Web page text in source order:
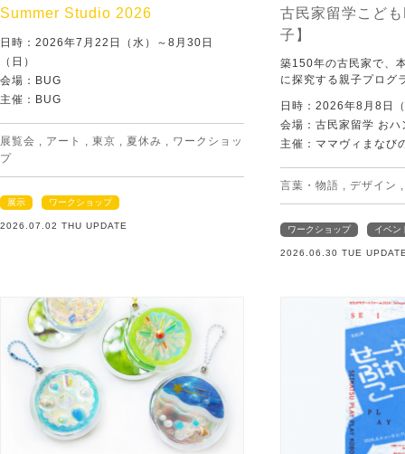
Summer Studio 2026
日時：2026年7月22日（水）～8月30日
（日）
会場：BUG
主催：BUG
展覧会 , アート , 東京 , 夏休み , ワークショッ
プ
展示 ワークショップ
2026.07.02 THU UPDATE
古民家留学こど
子】
築150年の古民家で、
に探究する親子プログ
日時：2026年8月8日
会場：古民家留学 おハ
主催：ママヴィまなび
言葉・物語 , デザイン
ワークショップ イベン
2026.06.30 TUE